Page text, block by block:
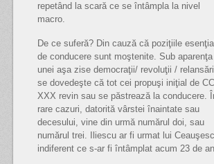
repetând la scară ce se întâmpla la nivel
macro.
De ce suferă? Din cauză că poziţiile
de conducere sunt moştenite. Sub aparenţa
unei aşa zise democraţii/ revoluţii / relansări
se dovedeşte că tot cei propuşi iniţial de
XXX revin sau se păstrează la conducere.
rare cazuri, datorită vârstei înaintate sau
decesului, vine din urmă numărul doi, sau
numărul trei. Iliescu ar fi urmat lui
indiferent ce s-ar fi întâmplat acum 23 de